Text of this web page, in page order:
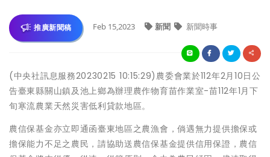
推廣新聞稿 Feb 15,2023 新聞 新聞時事
(中央社訊息服務20230215 10:15:29)農委會業於112年2月10日公
告臺東縣關山鎮及池上鄉為辦理農作物育苗作業室-苗112年1月下
旬寒流農業天然災害低利貸款地區。
農信保基金亦立即通函臺東地區之農漁會，倘遇無力提供擔保或
擔保能力不足之農民，請協助送農信保基金提供信用保證，農信